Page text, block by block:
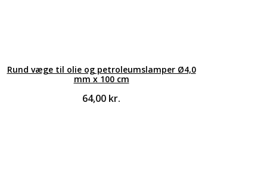
Rund væge til olie og petroleumslamper Ø4,0
mm x 100 cm
64,00 kr.